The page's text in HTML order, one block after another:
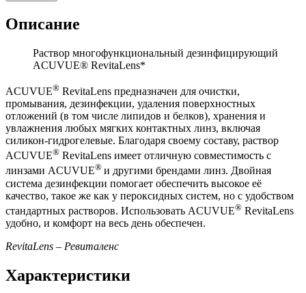
Описание
Раствор многофункциональный дезинфицирующий
ACUVUE® RevitaLens*
ACUVUE® RevitaLens предназначен для очистки,
промывания, дезинфекции, удаления поверхностных
отложений (в том числе липидов и белков), хранения и
увлажнения любых мягких контактных линз, включая
силикон-гидрогелевые. Благодаря своему составу, раствор
ACUVUE® RevitaLens имеет отличную совместимость с
линзами ACUVUE® и другими брендами линз. Двойная
система дезинфекции помогает обеспечить высокое её
качество, такое же как у пероксидных систем, но с удобством
стандартных растворов. Использовать ACUVUE® RevitaLens
удобно, и комфорт на весь день обеспечен.
RevitaLens – Ревиталенс
Характеристики